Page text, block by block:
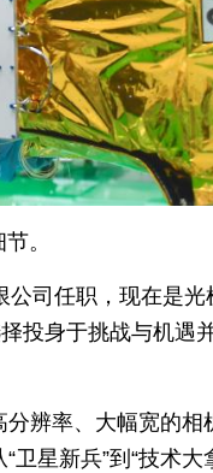
。
司任职，现在是光
投身于挑战与机遇
辨率、大幅宽的
星新兵”到“技术大